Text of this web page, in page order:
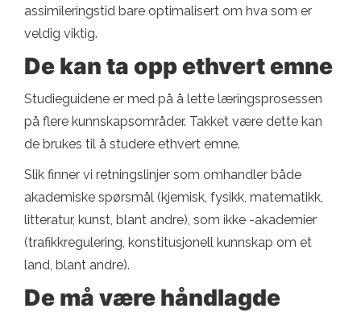
assimileringstid bare optimalisert om hva som er
veldig viktig.
De kan ta opp ethvert emne
Studieguidene er med på å lette læringsprosessen
på flere kunnskapsområder. Takket være dette kan
de brukes til å studere ethvert emne.
Slik finner vi retningslinjer som omhandler både
akademiske spørsmål (kjemisk, fysikk, matematikk,
litteratur, kunst, blant andre), som ikke -akademier
(trafikkregulering, konstitusjonell kunnskap om et
land, blant andre).
De må være håndlagde